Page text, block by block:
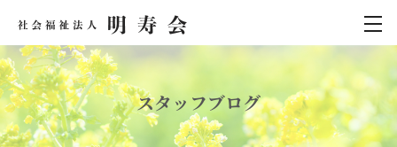
スタッフブログ